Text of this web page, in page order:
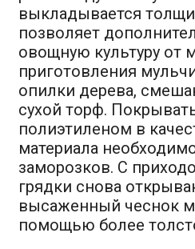
выкладывается
позволяет
овощную культуру от
приготовления
опилки дерева,
сухой торф.
полиэтиленом в
материала
заморозков. С
грядки снова
высаженный чеснок
помощью более